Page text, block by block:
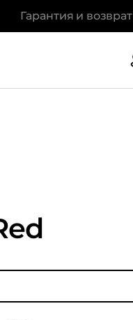
Гарантия и возврат